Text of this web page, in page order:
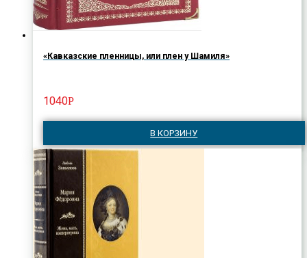
«Кавказские пленницы, или плен у Шамиля»
1040Р
В КОРЗИНУ